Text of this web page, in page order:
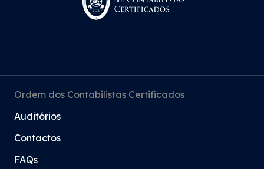
Ordem dos Contabilistas Certificados
Auditórios
Contactos
FAQs